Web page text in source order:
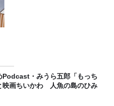
Podcast・みうら五郎「もっち
映画ちいかわ 人魚の島のひみ